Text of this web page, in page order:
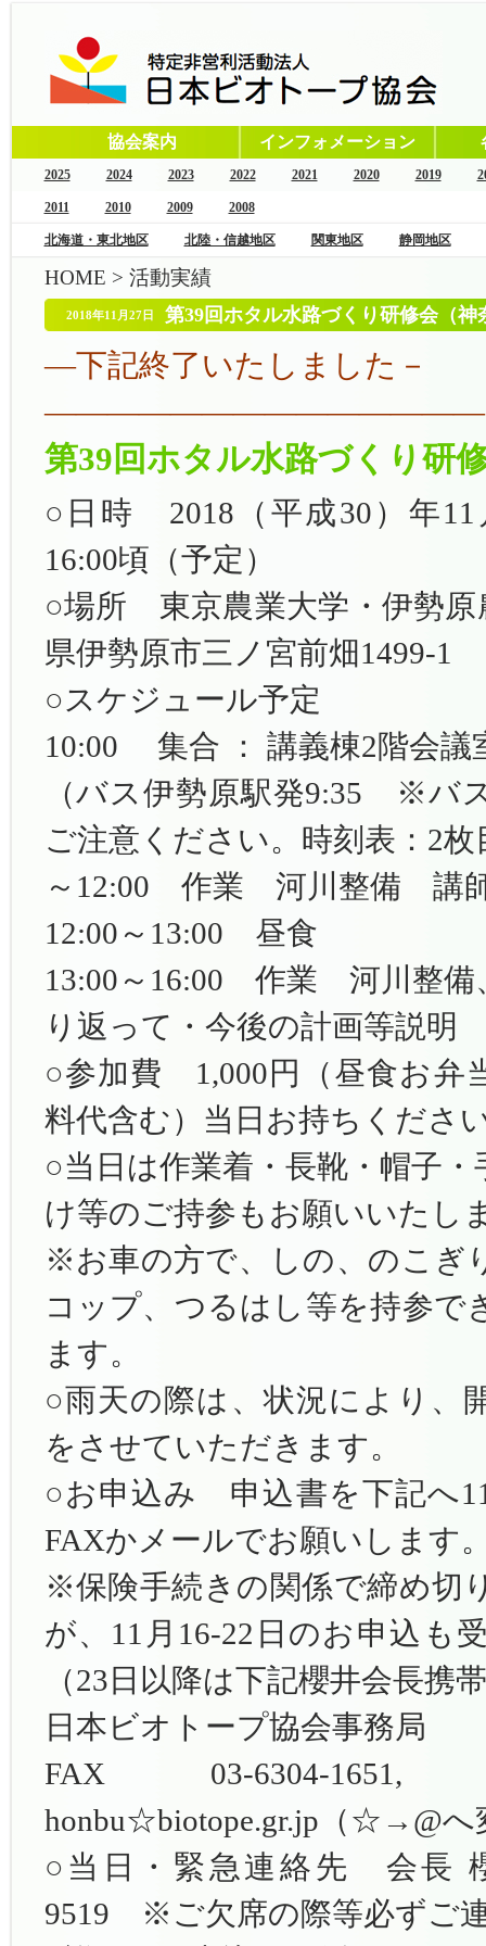
協会案内 インフォメーション
2025 2024 2023 2022 2021 2020 2019
2011 2010 2009 2008
北海道・東北地区 北陸・信越地区 関東地区 静岡地区
HOME > 活動実績
2018年11月27日 第39回ホタル水路づくり研修会（神
―下記終了いたしました－
——————————————
第39回ホタル水路づくり研
○日時 2018（平成30）年11
16:00頃（予定）
○場所 東京農業大学・伊勢原
県伊勢原市三ノ宮前畑1499-1
○スケジュール予定
10:00 集合 ： 講義棟2階会議
（バス伊勢原駅発9:35 ※バ
ご注意ください。時刻表：2枚
～12:00 作業 河川整備 講
12:00～13:00 昼食
13:00～16:00 作業 河川整備
り返って・今後の計画等説明
○参加費 1,000円（昼食お弁
料代含む）当日お持ちくださ
○当日は作業着・長靴・帽子
け等のご持参もお願いいたし
※お車の方で、しの、のこぎ
コップ、つるはし等を持参で
ます。
○雨天の際は、状況により、
をさせていただきます。
○お申込み 申込書を下記へ
FAXかメールでお願いします
※保険手続きの関係で締め切
が、11月16-22日のお申込も
（23日以降は下記櫻井会長携
日本ビオトープ協会事務局
FAX 03-6304-
honbu☆biotope.gr.jp（☆→@へ
○当日・緊急連絡先 会長
9519 ※ご欠席の際等必ずご